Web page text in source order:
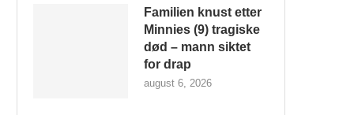
Familien knust etter
Minnies (9) tragiske
død – mann siktet
for drap
august 6, 2026